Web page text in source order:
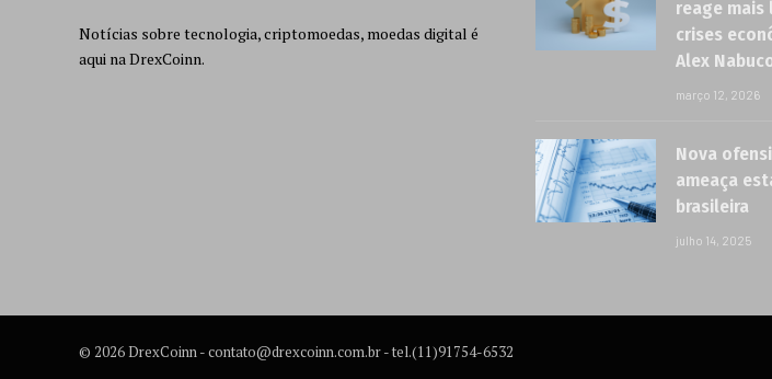
Notícias sobre tecnologia, criptomoedas, moedas digital é
aqui na DrexCoinn.
reage mais
crises
Alex
março 12, 2026
Nova
ameaça
brasileira
julho 14, 2025
© 2026 DrexCoinn -contato@drexcoinn.com.br- tel.(11)91754-6532